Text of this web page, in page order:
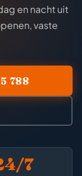
en nacht uit
vaste
788
7